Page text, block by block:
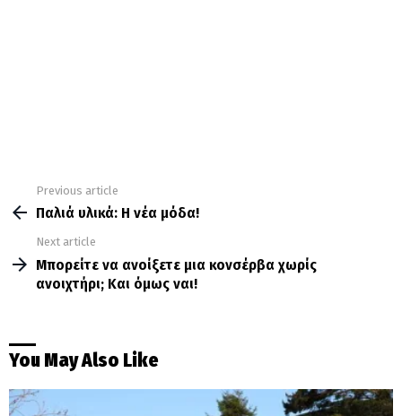
more
Previous article
Παλιά υλικά: Η νέα μόδα!
Next article
Μπορείτε να ανοίξετε μια κονσέρβα χωρίς
ανοιχτήρι; Και όμως ναι!
You May Also Like